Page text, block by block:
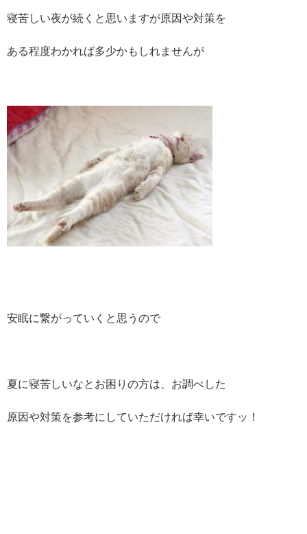
寝苦しい夜が続くと思いますが原因や対策を
ある程度わかれば多少かもしれませんが
安眠に繋がっていくと思うので
夏に寝苦しいなとお困りの方は、お調べした
原因や対策を参考にしていただければ幸いですッ！